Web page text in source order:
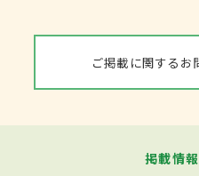
ご掲載に関するお
掲載情